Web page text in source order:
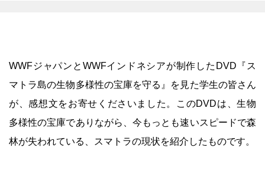
WWFジャパンとWWFインドネシアが制作したDVD『ス
マトラ島の生物多様性の宝庫を守る』を見た学生の皆さん
が、感想文をお寄せくださいました。このDVDは、生物
多様性の宝庫でありながら、今もっとも速いスピードで森
林が失われている、スマトラの現状を紹介したものです。